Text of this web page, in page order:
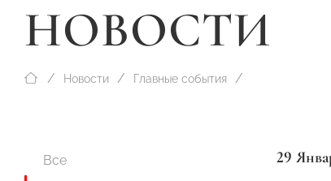
НОВОСТИ
Новости Главные события
Все
29